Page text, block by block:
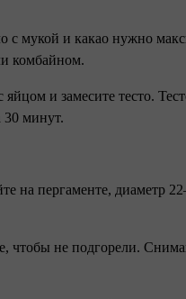
с мукой и какао нужно
комбайном.
и замесите тесто.
30 минут.
на пергаменте, диаметр
чтобы не подгорели.